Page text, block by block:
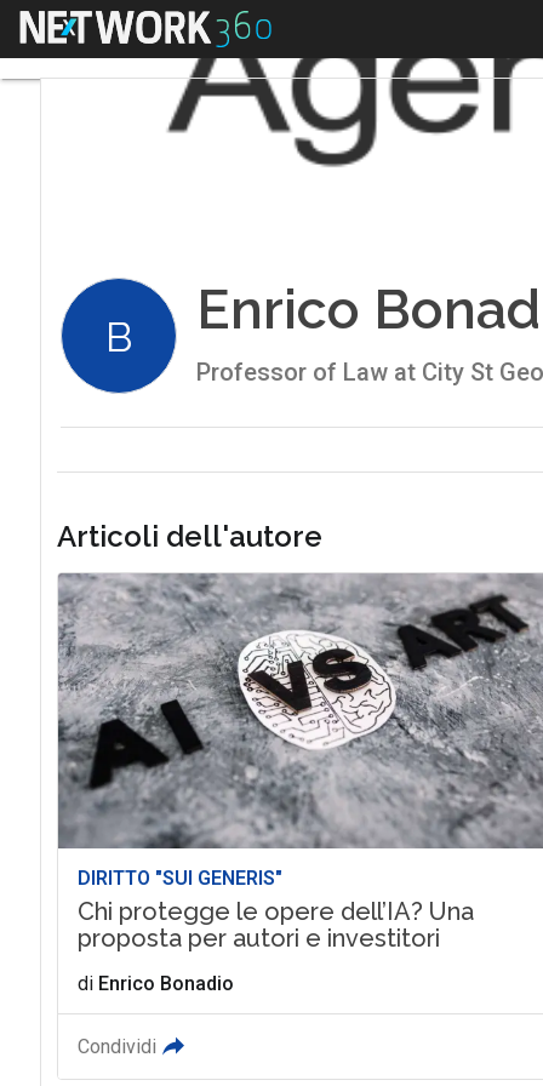
Menu
B Enrico
Professor of Law at City St
Articoli dell'autore
DIRITTO "SUI GENERIS"
Chi protegge le opere dell’IA? Una
proposta per autori e investitori
di Enrico Bonadio
Condividi